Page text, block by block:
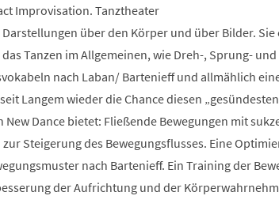
Improvisation. Tanztheater
über den Körper und über Bilder.
Tanzen im Allgemeinen, wie Dreh-, Sprung-
nach Laban/ Bartenieff und allmählich
Langem wieder die Chance diesen
New Dance bietet: Fließende Bewegungen mit
Steigerung des Bewegungsflusses. Eine
nach Bartenieff. Ein Training der
der Aufrichtung und der